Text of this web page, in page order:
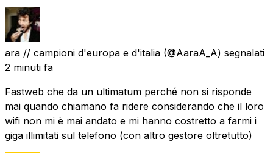
ara // campioni d'europa e d'italia (@AaraA_A) segnalati
2 minuti fa
Fastweb che da un ultimatum perché non si risponde
mai quando chiamano fa ridere considerando che il loro
wifi non mi è mai andato e mi hanno costretto a farmi i
giga illimitati sul telefono (con altro gestore oltretutto)